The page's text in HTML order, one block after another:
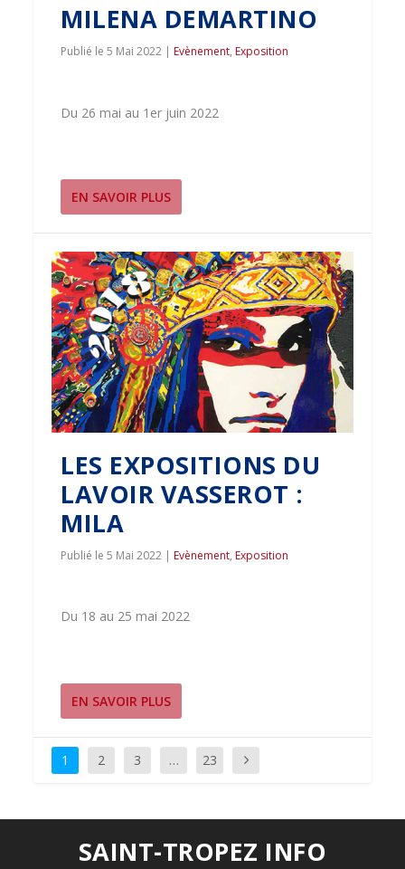
MILENA DEMARTINO
5 Mai 2022 |Evènement,Exposition
Du 26 mai au 1er juin 2022
EN SAVOIR PLUS
LES EXPOSITIONS DU
LAVOIR VASSEROT :
MILA
5 Mai 2022 |Evènement,Exposition
Du 18 au 25 mai 2022
EN SAVOIR PLUS
1 2 3 … 23
SAINT-TROPEZ INFO